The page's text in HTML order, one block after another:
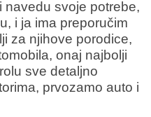
svoje potrebe,
i ja ima preporučim
za njihove porodice,
onaj najbolji
sve detaljno
prvozamo auto i